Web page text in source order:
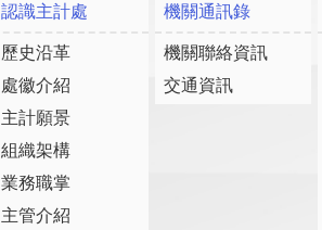
認識主計處
歷史沿革
處徽介紹
主計願景
組織架構
業務職掌
主管介紹
機關通訊錄
機關聯絡資訊
交通資訊